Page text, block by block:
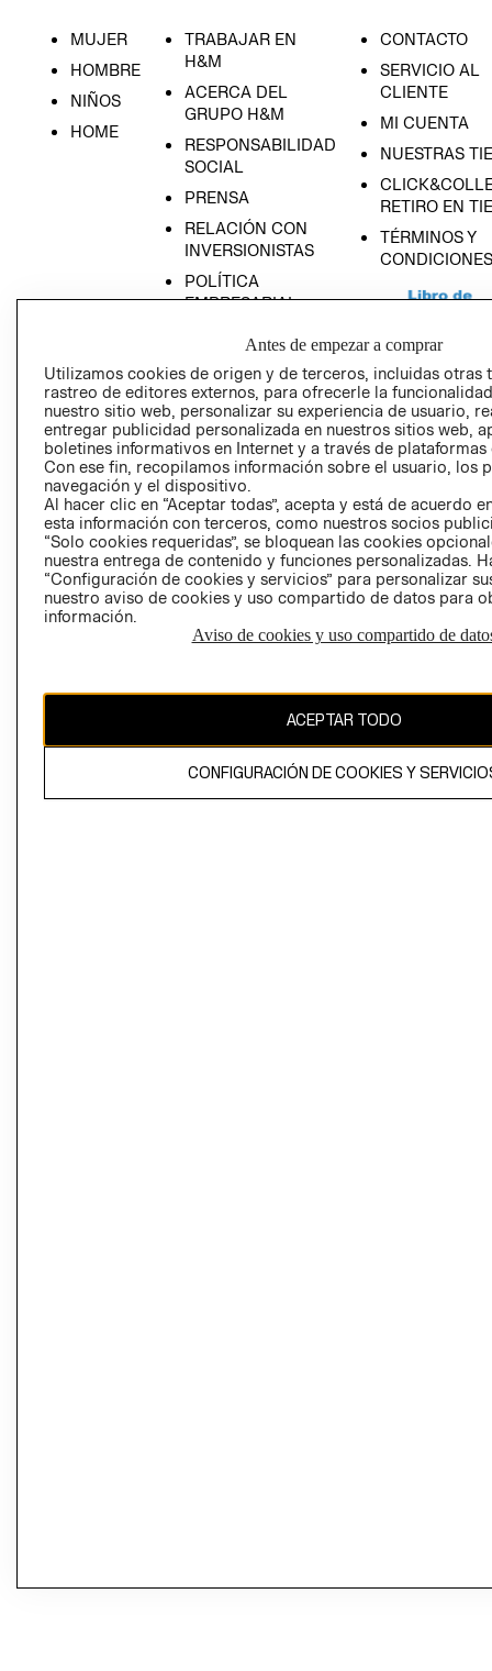
MUJER
HOMBRE
NIÑOS
HOME
TRABAJAR EN
H&M
ACERCA DEL
GRUPO H&M
RESPONSABILIDAD
SOCIAL
PRENSA
RELACIÓN CON
INVERSIONISTAS
POLÍTICA
EMPRESARIAL
CONTACTO
SERVICIO AL
CLIENTE
MI CUENTA
NUESTRAS
RETIRO EN
TÉRMINOS Y
CONDICIONES
AVISO DE
PRIVACIDAD
GIFT CARD
El contenido de esta página web está protegido por copyright y es
propiedad de H&M Hennes & Mauritz AB
Antes de empezar a comprar
Utilizamos cookies de origen y de terceros, incluidas otras
rastreo de editores externos, para ofrecerle la
nuestro sitio web, personalizar su experiencia de usuario,
entregar publicidad personalizada en nuestros sitios web,
boletines informativos en Internet y a través de plataformas
Con ese fin, recopilamos información sobre el usuario, los
navegación y el dispositivo.
Al hacer clic en “Aceptar todas”, acepta y está de acuerdo
esta información con terceros, como nuestros socios
“Solo cookies requeridas”, se bloquean las cookies
nuestra entrega de contenido y funciones personalizadas.
“Configuración de cookies y servicios” para personalizar
nuestro aviso de cookies y uso compartido de datos para
información.
Aviso de cookies y uso compartido de
ACEPTAR TODO
CONFIGURACIÓN DE COOKIES Y